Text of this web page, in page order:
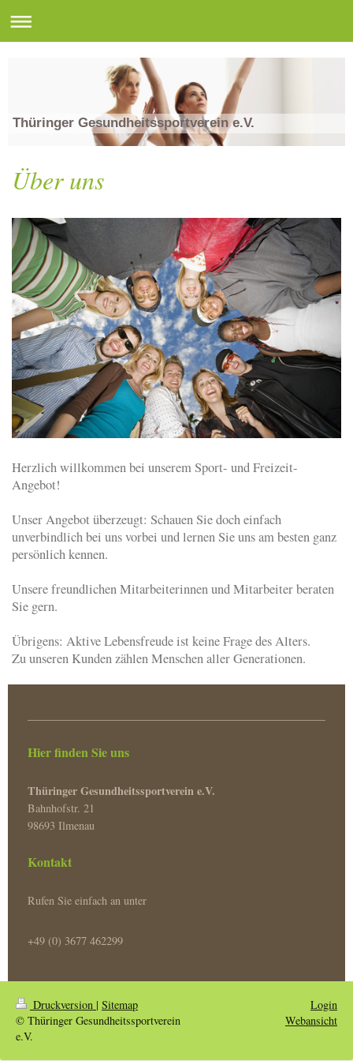
Thüringer Gesundheitssportverein e.V.
Über uns
Herzlich willkommen bei unserem Sport- und Freizeit-
Angebot!
Unser Angebot überzeugt: Schauen Sie doch einfach
unverbindlich bei uns vorbei und lernen Sie uns am besten ganz
persönlich kennen.
Unsere freundlichen Mitarbeiterinnen und Mitarbeiter beraten
Sie gern.
Übrigens: Aktive Lebensfreude ist keine Frage des Alters.
Zu unseren Kunden zählen Menschen aller Generationen.
Hier finden Sie uns
Thüringer Gesundheitssportverein e.V.
Bahnhofstr. 21
98693 Ilmenau
Kontakt
Rufen Sie einfach an unter
+49 (0) 3677 462299
Druckversion | Sitemap
© Thüringer Gesundheitssportverein
e.V.
Login
Webansicht